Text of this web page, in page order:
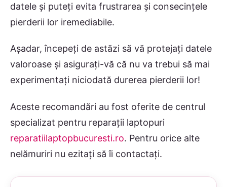
datele și puteți evita frustrarea și consecințele
pierderii lor iremediabile.
Așadar, începeți de astăzi să vă protejați datele
valoroase și asigurați-vă că nu va trebui să mai
experimentați niciodată durerea pierderii lor!
Aceste recomandări au fost oferite de centrul
specializat pentru reparații laptopuri
reparatiilaptopbucuresti.ro. Pentru orice alte
nelămuriri nu ezitați să îi contactați.